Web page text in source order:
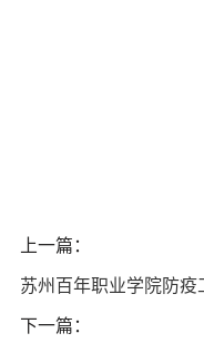
上一篇：
苏州百年职业学院防疫
下一篇：